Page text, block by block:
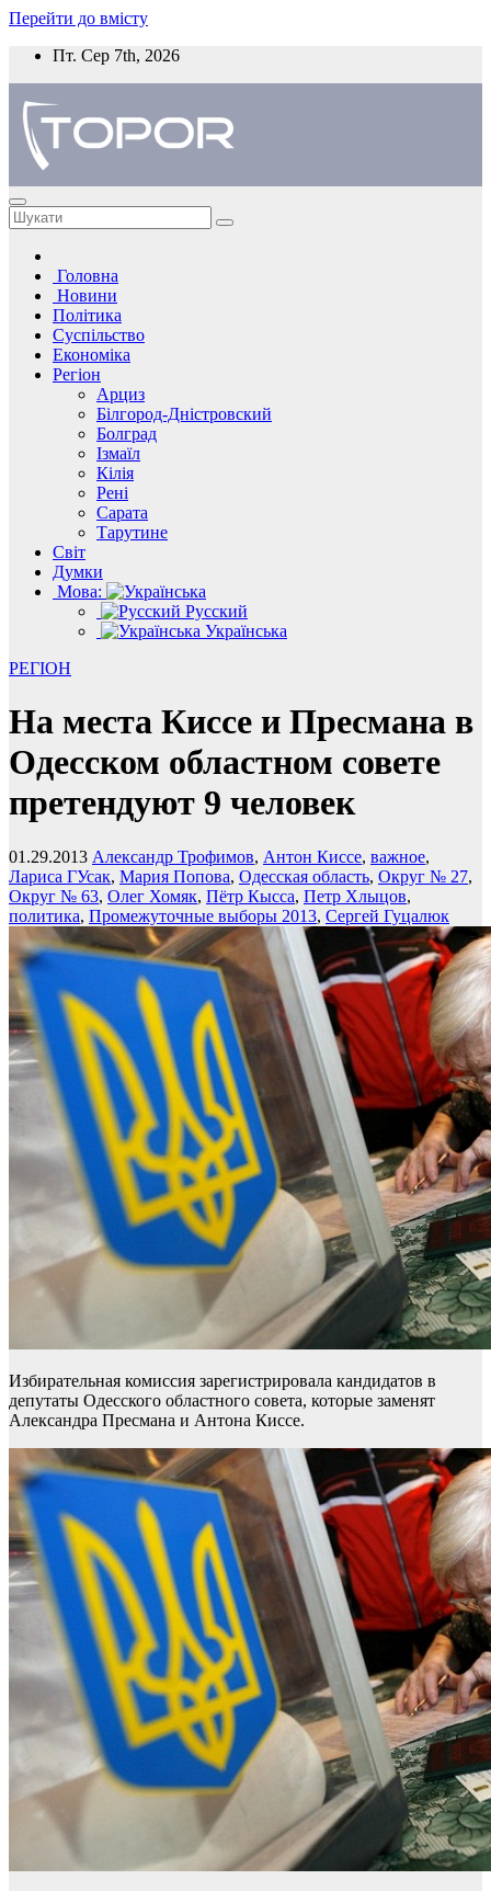
Перейти до вмісту
Пт. Сер 7th, 2026
Головна
Новини
Політика
Суспільство
Економіка
Регіон
Арциз
Білгород-Дністровский
Болград
Ізмаїл
Кілія
Рені
Сарата
Тарутине
Світ
Думки
Мова:
Русский
Українська
РЕГІОН
На места Киссе и Пресмана в
Одесском областном совете
претендуют 9 человек
01.29.2013 Александр Трофимов, Антон Киссе, важное,
Лариса ГУсак, Мария Попова, Одесская область, Округ № 27,
Округ № 63, Олег Хомяк, Пётр Кысса, Петр Хлыцов,
политика, Промежуточные выборы 2013, Сергей Гуцалюк
Избирательная комиссия зарегистрировала кандидатов в
депутаты Одесского областного совета, которые заменят
Александра Пресмана и Антона Киссе.